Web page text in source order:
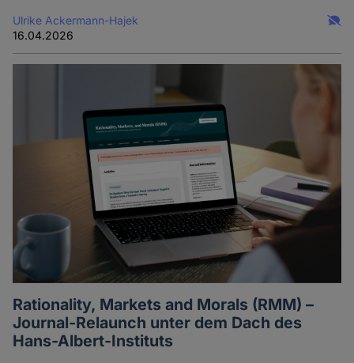
Ulrike Ackermann-Hajek
16.04.2026
Rationality, Markets and Morals (RMM) –
Journal-Relaunch unter dem Dach des
Hans-Albert-Instituts